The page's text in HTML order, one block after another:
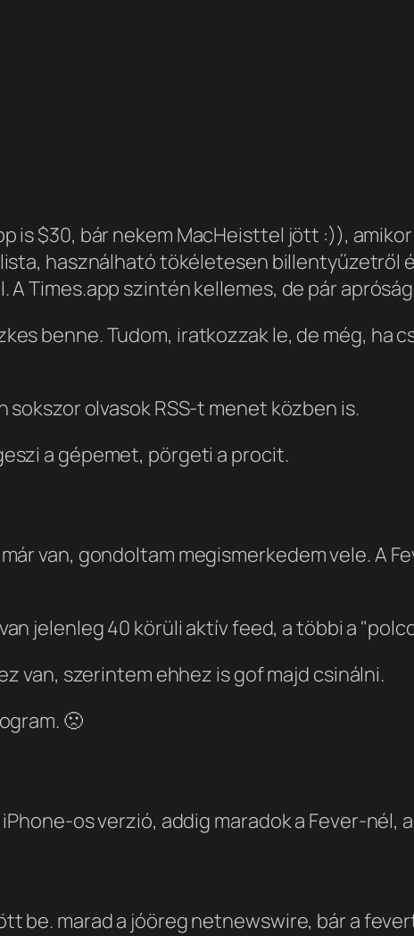
is $30, bár nekem MacHeisttel jött :)),
használható tökéletesen billentyűzetről
A Times.app szintén kellemes, de pár
benne. Tudom, iratkozzak le, de még, ha
sokszor olvasok RSS-t menet közben is.
a gépemet, pörgeti a procit.
van, gondoltam megismerkedem vele. A
jelenleg 40 körüli aktív feed, a többi a
van, szerintem ehhez is gof majd csinálni.
🙁
os verzió, addig maradok a Fever-nél,
be. marad a jóöreg netnewswire, bár a